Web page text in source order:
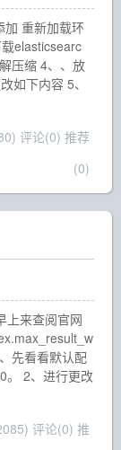
加 重新加载环
elasticsearc
压缩 4、、放
如下内容 5、
评论(0) 推荐
(0)
上来查阅官网
先看看默认配
。 2、进行更改
评论(0) 推